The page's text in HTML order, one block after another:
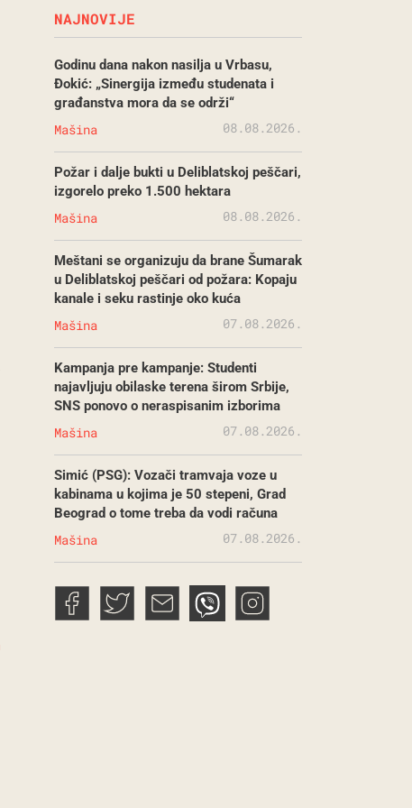
NAJNOVIJE
Godinu dana nakon nasilja u Vrbasu,
Đokić: „Sinergija između studenata i
građanstva mora da se održi“
Mašina 08.08.2026.
Požar i dalje bukti u Deliblatskoj peščari,
izgorelo preko 1.500 hektara
Mašina 08.08.2026.
Meštani se organizuju da brane Šumarak
u Deliblatskoj peščari od požara: Kopaju
kanale i seku rastinje oko kuća
Mašina 07.08.2026.
Kampanja pre kampanje: Studenti
najavljuju obilaske terena širom Srbije,
SNS ponovo o neraspisanim izborima
Mašina 07.08.2026.
Simić (PSG): Vozači tramvaja voze u
kabinama u kojima je 50 stepeni, Grad
Beograd o tome treba da vodi računa
Mašina 07.08.2026.